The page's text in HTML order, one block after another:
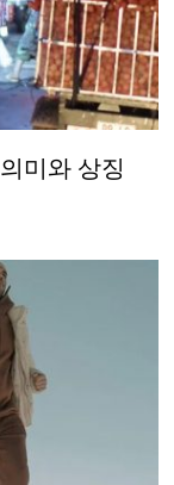
미와 상징